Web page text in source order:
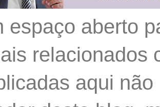
espaço aberto
relacionados
aqui